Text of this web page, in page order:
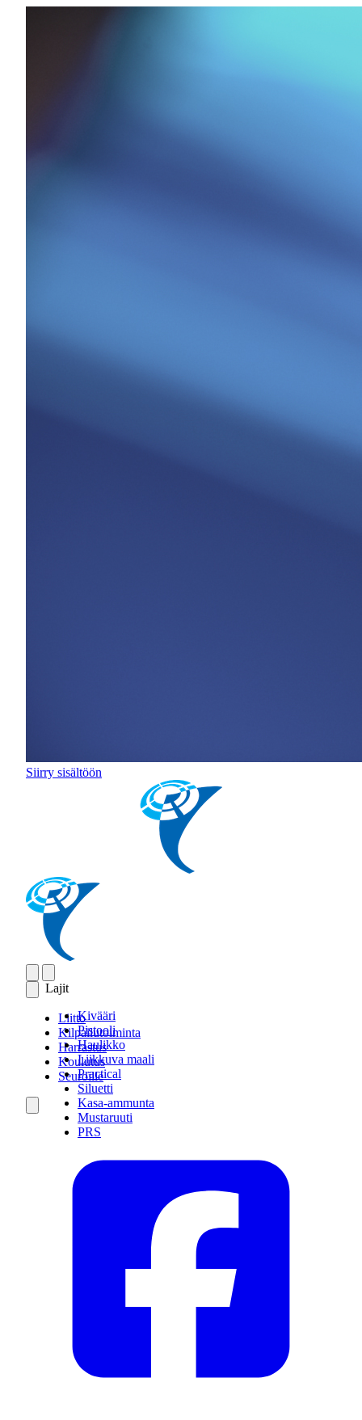
Siirry sisältöön
Lajit
Kivääri
Pistooli
Haulikko
Liikkuva maali
Practical
Siluetti
Kasa-ammunta
Mustaruuti
PRS
Liitto
Kilpailutoiminta
Harrastus
Koulutus
Seuroille